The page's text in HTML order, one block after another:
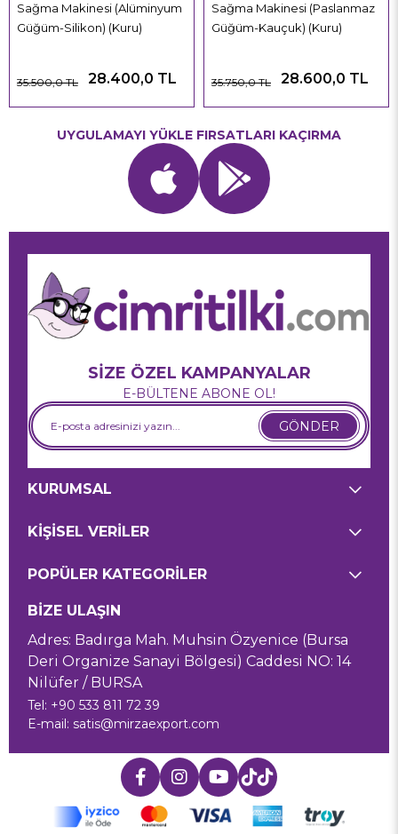
Sağma Makinesi (Alüminyum
Güğüm-Silikon) (Kuru)
28.400,0 TL
35.500,0 TL
Sağma Makinesi (Paslanmaz
Güğüm-Kauçuk) (Kuru)
28.600,0 TL
35.750,0 TL
UYGULAMAYI YÜKLE FIRSATLARI KAÇIRMA
SİZE ÖZEL KAMPANYALAR
E-BÜLTENE ABONE OL!
GÖNDER
KURUMSAL
KİŞİSEL VERİLER
POPÜLER KATEGORİLER
BİZE ULAŞIN
Adres: Badırga Mah. Muhsin Özyenice (Bursa
Deri Organize Sanayi Bölgesi) Caddesi NO: 14
Nilüfer / BURSA
Tel: +90 533 811 72 39
E-mail: satis@mirzaexport.com